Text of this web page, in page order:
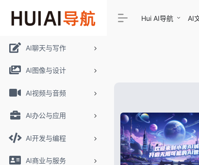
AI聊天与写作
AI图像与设计
AI视频与音频
AI办公与应用
AI开发与编程
AI商业与服务
Hui AI导航 AI